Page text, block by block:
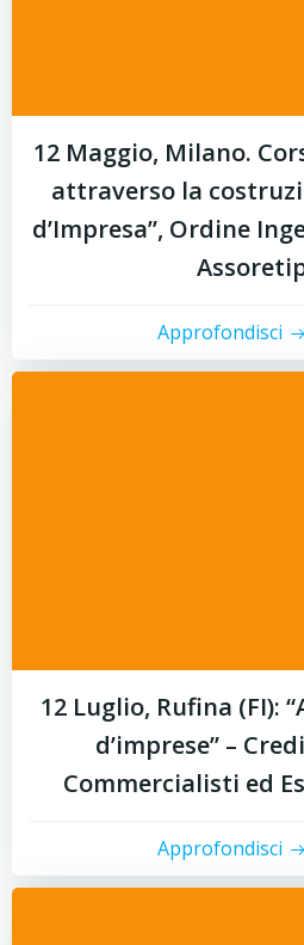
12 Maggio, Milano.
attraverso la
d’Impresa”, Ordine
Approfondisci
12 Luglio, Rufina (FI):
d’imprese” –
Commercialisti ed
Approfondisci